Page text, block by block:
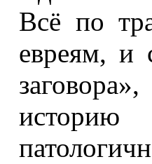
Всё по
евреям, и